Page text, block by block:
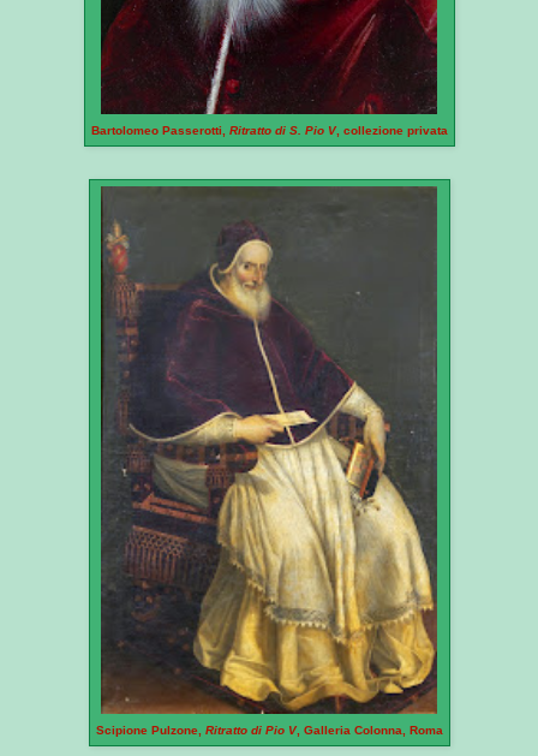
Bartolomeo Passerotti, Ritratto di S. Pio V, collezione privata
Scipione Pulzone, Ritratto di Pio V, Galleria Colonna, Roma